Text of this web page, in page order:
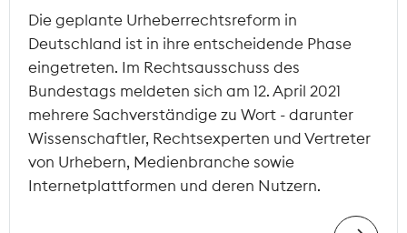
Die geplante Urheberrechtsreform in
Deutschland ist in ihre entscheidende Phase
eingetreten. Im Rechtsausschuss des
Bundestags meldeten sich am 12. April 2021
mehrere Sachverständige zu Wort - darunter
Wissenschaftler, Rechtsexperten und Vertreter
von Urhebern, Medienbranche sowie
Internetplattformen und deren Nutzern.